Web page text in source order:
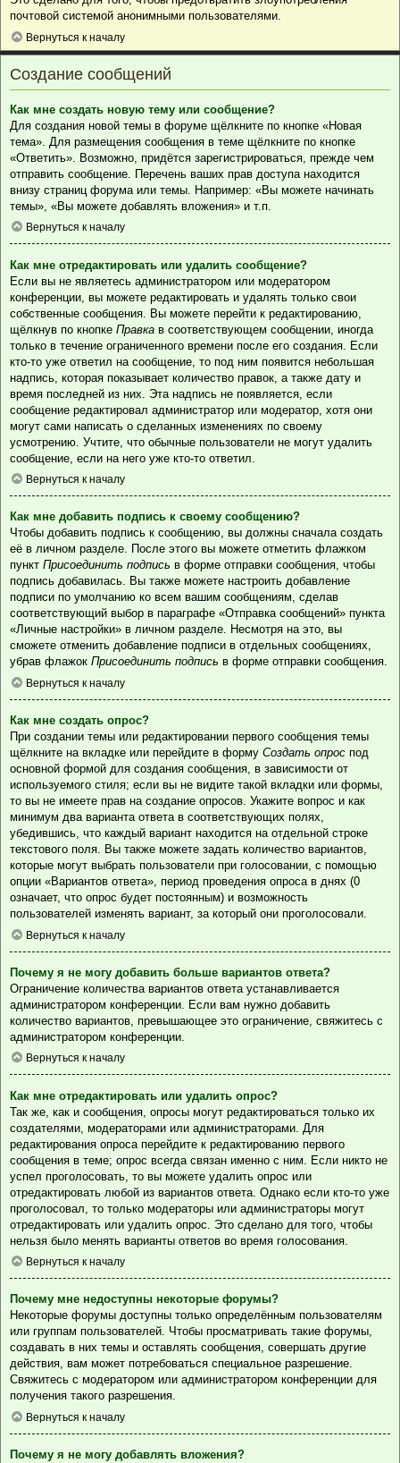
почтовой системой анонимными пользователями.
Вернуться к началу
Создание сообщений
Как мне создать новую тему или сообщение?
Для создания новой темы в форуме щёлкните по кнопке «Новая
тема». Для размещения сообщения в теме щёлкните по кнопке
«Ответить». Возможно, придётся зарегистрироваться, прежде чем
отправить сообщение. Перечень ваших прав доступа находится
внизу страниц форума или темы. Например: «Вы можете начинать
темы», «Вы можете добавлять вложения» и т.п.
Вернуться к началу
Как мне отредактировать или удалить сообщение?
Если вы не являетесь администратором или модератором
конференции, вы можете редактировать и удалять только свои
собственные сообщения. Вы можете перейти к редактированию,
щёлкнув по кнопке Правка в соответствующем сообщении, иногда
только в течение ограниченного времени после его создания. Если
кто-то уже ответил на сообщение, то под ним появится небольшая
надпись, которая показывает количество правок, а также дату и
время последней из них. Эта надпись не появляется, если
сообщение редактировал администратор или модератор, хотя они
могут сами написать о сделанных изменениях по своему
усмотрению. Учтите, что обычные пользователи не могут удалить
сообщение, если на него уже кто-то ответил.
Вернуться к началу
Как мне добавить подпись к своему сообщению?
Чтобы добавить подпись к сообщению, вы должны сначала создать
её в личном разделе. После этого вы можете отметить флажком
пункт Присоединить подпись в форме отправки сообщения, чтобы
подпись добавилась. Вы также можете настроить добавление
подписи по умолчанию ко всем вашим сообщениям, сделав
соответствующий выбор в параграфе «Отправка сообщений» пункта
«Личные настройки» в личном разделе. Несмотря на это, вы
сможете отменить добавление подписи в отдельных сообщениях,
убрав флажок Присоединить подпись в форме отправки сообщения.
Вернуться к началу
Как мне создать опрос?
При создании темы или редактировании первого сообщения темы
щёлкните на вкладке или перейдите в форму Создать опрос под
основной формой для создания сообщения, в зависимости от
используемого стиля; если вы не видите такой вкладки или формы,
то вы не имеете прав на создание опросов. Укажите вопрос и как
минимум два варианта ответа в соответствующих полях,
убедившись, что каждый вариант находится на отдельной строке
текстового поля. Вы также можете задать количество вариантов,
которые могут выбрать пользователи при голосовании, с помощью
опции «Вариантов ответа», период проведения опроса в днях (0
означает, что опрос будет постоянным) и возможность
пользователей изменять вариант, за который они проголосовали.
Вернуться к началу
Почему я не могу добавить больше вариантов ответа?
Ограничение количества вариантов ответа устанавливается
администратором конференции. Если вам нужно добавить
количество вариантов, превышающее это ограничение, свяжитесь с
администратором конференции.
Вернуться к началу
Как мне отредактировать или удалить опрос?
Так же, как и сообщения, опросы могут редактироваться только их
создателями, модераторами или администраторами. Для
редактирования опроса перейдите к редактированию первого
сообщения в теме; опрос всегда связан именно с ним. Если никто не
успел проголосовать, то вы можете удалить опрос или
отредактировать любой из вариантов ответа. Однако если кто-то уже
проголосовал, то только модераторы или администраторы могут
отредактировать или удалить опрос. Это сделано для того, чтобы
нельзя было менять варианты ответов во время голосования.
Вернуться к началу
Почему мне недоступны некоторые форумы?
Некоторые форумы доступны только определённым пользователям
или группам пользователей. Чтобы просматривать такие форумы,
создавать в них темы и оставлять сообщения, совершать другие
действия, вам может потребоваться специальное разрешение.
Свяжитесь с модератором или администратором конференции для
получения такого разрешения.
Вернуться к началу
Почему я не могу добавлять вложения?